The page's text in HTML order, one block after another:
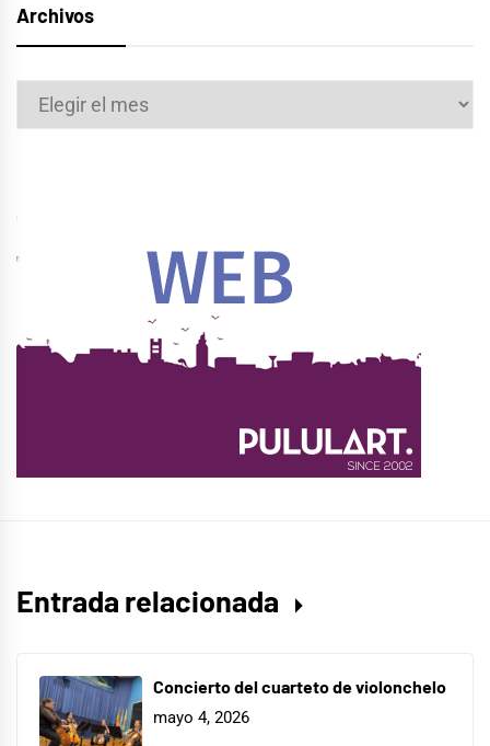
Archivos
Archivos
Entrada relacionada
Concierto del cuarteto de violonchelo
mayo 4, 2026